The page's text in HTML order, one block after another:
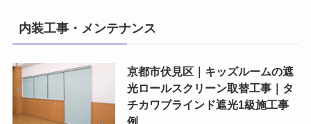
内装工事・メンテナンス
京都市伏見区｜キッズルームの遮
光ロールスクリーン取替工事｜タ
チカワブラインド遮光1級施工事
例